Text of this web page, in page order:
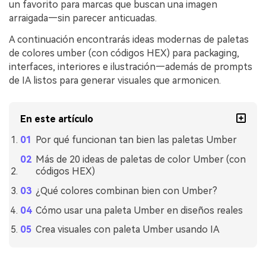
un favorito para marcas que buscan una imagen
arraigada—sin parecer anticuadas.
A continuación encontrarás ideas modernas de paletas
de colores umber (con códigos HEX) para packaging,
interfaces, interiores e ilustración—además de prompts
de IA listos para generar visuales que armonicen.
En este artículo
Por qué funcionan tan bien las paletas Umber
Más de 20 ideas de paletas de color Umber (con
códigos HEX)
¿Qué colores combinan bien con Umber?
Cómo usar una paleta Umber en diseños reales
Crea visuales con paleta Umber usando IA